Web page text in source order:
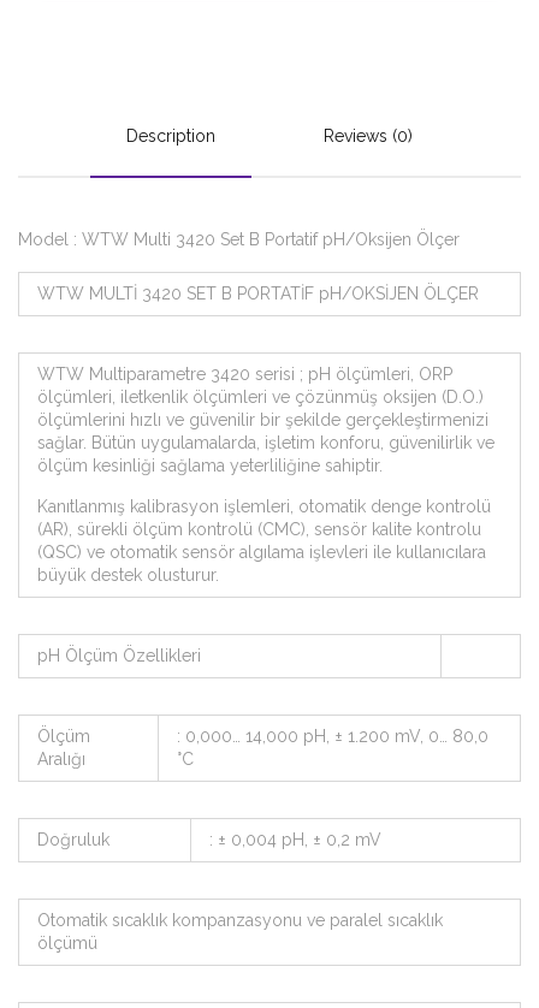
Description Reviews (0)
Model : WTW Multi 3420 Set B Portatif pH/Oksijen Ölçer
WTW MULTİ 3420 SET B PORTATİF pH/OKSİJEN ÖLÇER
WTW Multiparametre 3420 serisi ; pH ölçümleri, ORP
ölçümleri, iletkenlik ölçümleri ve çözünmüş oksijen (D.O.)
ölçümlerini hızlı ve güvenilir bir şekilde gerçekleştirmenizi
sağlar. Bütün uygulamalarda, işletim konforu, güvenilirlik ve
ölçüm kesinliği sağlama yeterliliğine sahiptir.
Kanıtlanmış kalibrasyon işlemleri, otomatik denge kontrolü
(AR), sürekli ölçüm kontrolü (CMC), sensör kalite kontrolu
(QSC) ve otomatik sensör algılama işlevleri ile kullanıcılara
büyük destek olusturur.
pH Ölçüm Özellikleri
Ölçüm
Aralığı
: 0,000… 14,000 pH, ± 1.200 mV, 0… 80,0
°C
Doğruluk : ± 0,004 pH, ± 0,2 mV
Otomatik sıcaklık kompanzasyonu ve paralel sıcaklık
ölçümü